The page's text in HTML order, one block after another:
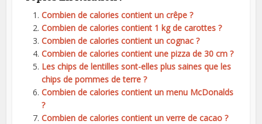
Combien de calories contient un crêpe ?
Combien de calories contient 1 kg de carottes ?
Combien de calories contient un cognac ?
Combien de calories contient une pizza de 30 cm ?
Les chips de lentilles sont-elles plus saines que les
chips de pommes de terre ?
Combien de calories contient un menu McDonalds
?
Combien de calories contient un verre de cacao ?